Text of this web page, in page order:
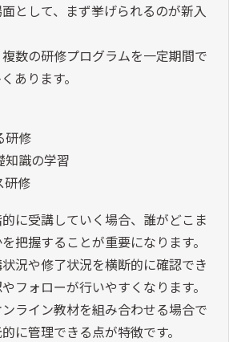
として、まず挙げられるのが新入
数の研修プログラムを一定期間で
あります。
研修
知識の学習
研修
に受講していく場合、誰がどこま
把握することが重要になります。
況や修了状況を横断的に確認でき
フォローが行いやすくなります。
ライン教材を組み合わせる場合で
に管理できる点が特徴です。